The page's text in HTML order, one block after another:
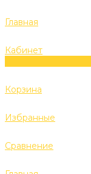
Главная
Кабинет
Корзина
Избранные
Сравнение